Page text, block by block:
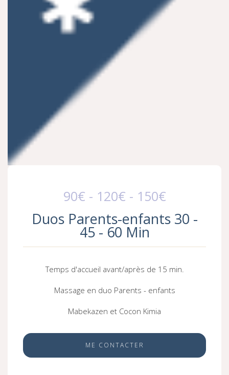
90€ - 120€ - 150€
Duos Parents-enfants 30 -
45 - 60 Min
Temps d'accueil avant/après de 15 min.
Massage en duo Parents - enfants
Mabekazen et Cocon Kimia
ME CONTACTER